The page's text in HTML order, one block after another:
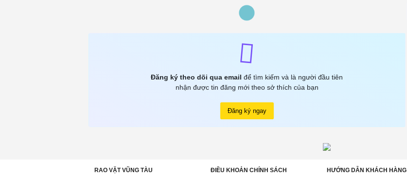
Đăng ký theo dõi qua email để tìm kiếm và là người đầu tiên
nhận được tin đăng mới theo sở thích của bạn
Đăng ký ngay
RAO VẶT VŨNG TÀU ĐIỀU KHOẢN CHÍNH SÁCH HƯỚNG DẪN KHÁCH HÀNG